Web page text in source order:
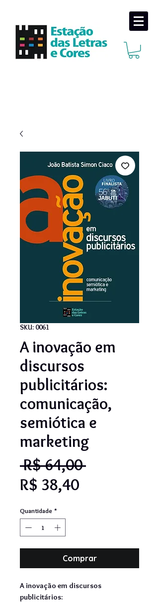
SKU: 0061
A inovação em
discursos
publicitários:
comunicação,
semiótica e
marketing
R$ 64,00 Preço
R$ 38,40Preço
Quantidade *
Comprar
A inovação em discursos
publicitários: